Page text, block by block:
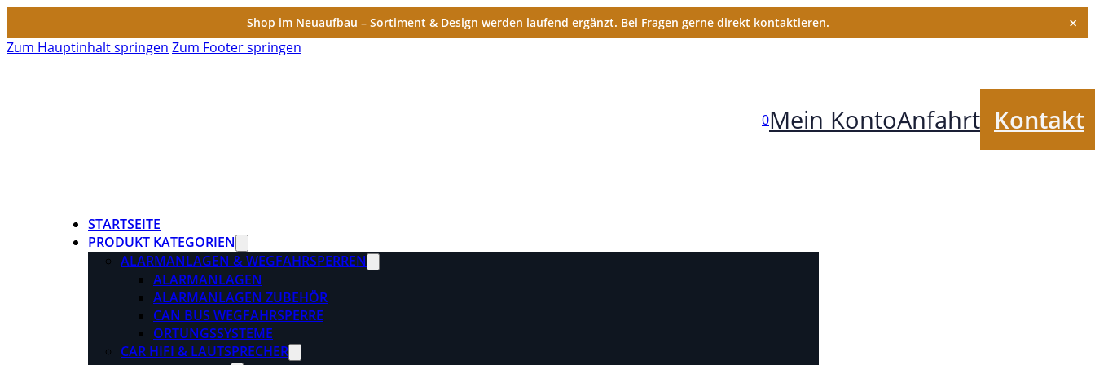
Shop im Neuaufbau – Sortiment & Design werden laufend ergänzt. Bei Fragen gerne direkt kontaktieren. ×
Zum Hauptinhalt springen Zum Footer springen
0Mein KontoAnfahrt Kontakt
STARTSEITE
PRODUKT KATEGORIEN
ALARMANLAGEN & WEGFAHRSPERREN
ALARMANLAGEN
ALARMANLAGEN ZUBEHÖR
CAN BUS WEGFAHRSPERRE
ORTUNGSSYSTEME
CAR HIFI & LAUTSPRECHER